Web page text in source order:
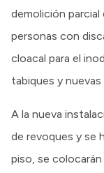
demolición parcial
personas con
cloacal para el
tabiques y nuevas
A la nueva
de revoques y se
piso, se